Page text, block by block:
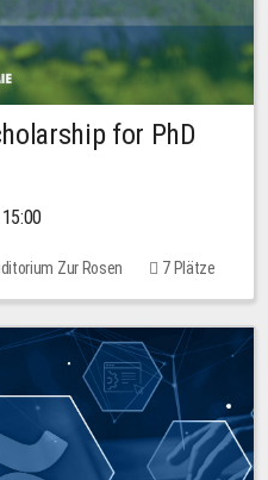
for PhD
Zur Rosen
7 Plätze